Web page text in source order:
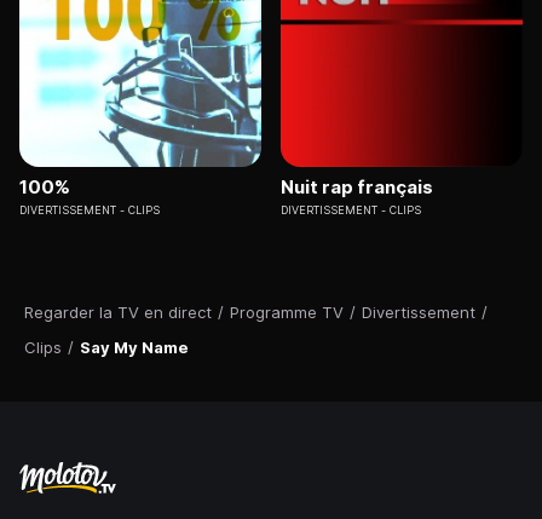
Regarder la TV en direct / Programme TV / Divertissement /
Clips / Say My Name
100%
DIVERTISSEMENT CLIPS
Nuit rap français
DIVERTISSEMENT CLIPS